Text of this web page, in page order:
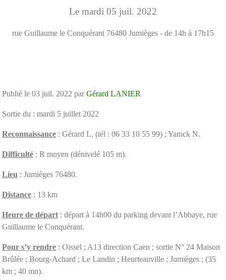
Le mardi 05 juil. 2022
rue Guillaume le Conquérant 76480 Jumièges - de 14h à 17h15
Publié le 03 juil. 2022 parGérard LANIER
Sortie du : mardi 5 juillet 2022
Reconnaissance : Gérard L. (tél : 06 33 10 55 99) ; Yanick N.
Difficulté : R moyen (dénivelé 105 m).
Lieu : Jumièges 76480.
Distance : 13 km
Heure de départ : départ à 14h00 du parking devant l’Abbaye, rue
Guillaume le Conquérant.
Pour s’y rendre : Oissel ; A13 direction Caen ; sortie N° 24 Maison
Brûlée ; Bourg-Achard ; Le Landin ; Heurteauville ; Jumièges ; (35
km ; 40 mn).